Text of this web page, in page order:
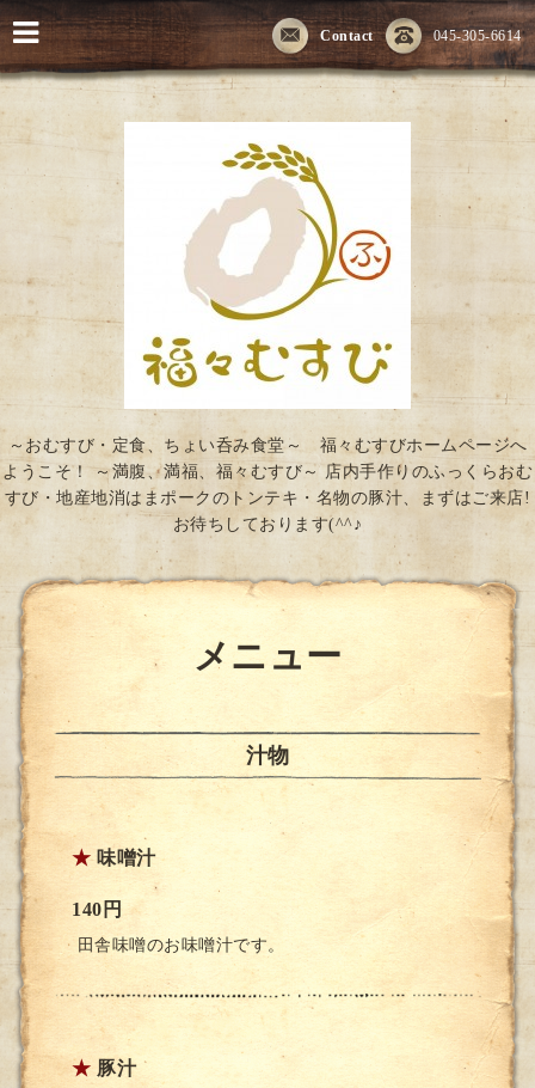
045-305-6614
Contact
～おむすび・定食、ちょい呑み食堂～ 福々むすびホームページへ
ようこそ！ ～満腹、満福、福々むすび～ 店内手作りのふっくらおむ
すび・地産地消はまポークのトンテキ・名物の豚汁、まずはご来店!
お待ちしております(^^♪
メニュー
汁物
★ 味噌汁
140円
田舎味噌のお味噌汁です。
★ 豚汁